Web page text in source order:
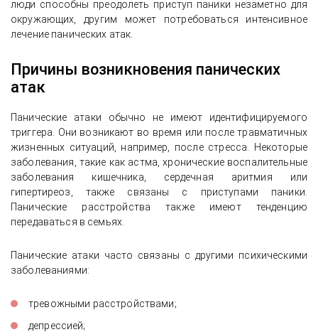
люди способны преодолеть приступ паники незаметно для
окружающих, другим может потребоваться интенсивное
лечение панических атак.
Причины возникновения панических
атак
Панические атаки обычно не имеют идентифицируемого
триггера. Они возникают во время или после травматичных
жизненных ситуаций, например, после стресса. Некоторые
заболевания, такие как астма, хронические воспалительные
заболевания кишечника, сердечная аритмия или
гипертиреоз, также связаны с приступами паники.
Панические расстройства также имеют тенденцию
передаваться в семьях.
Панические атаки часто связаны с другими психическими
заболеваниями:
тревожными расстройствами;
депрессией;